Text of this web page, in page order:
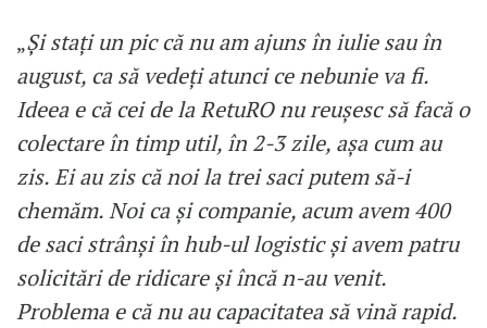
„Și stați un pic că nu am ajuns în iulie sau în
august, ca să vedeți atunci ce nebunie va fi.
Ideea e că cei de la RetuRO nu reușesc să facă o
colectare în timp util, în 2-3 zile, așa cum au
zis. Ei au zis că noi la trei saci putem să-i
chemăm. Noi ca și companie, acum avem 400
de saci strânși în hub-ul logistic și avem patru
solicitări de ridicare și încă n-au venit.
Problema e că nu au capacitatea să vină rapid.